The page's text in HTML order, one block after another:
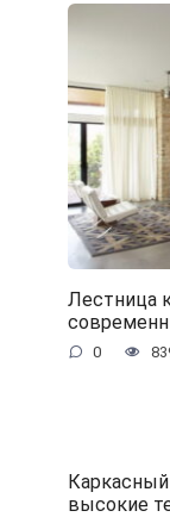
Лестница
0
высокие